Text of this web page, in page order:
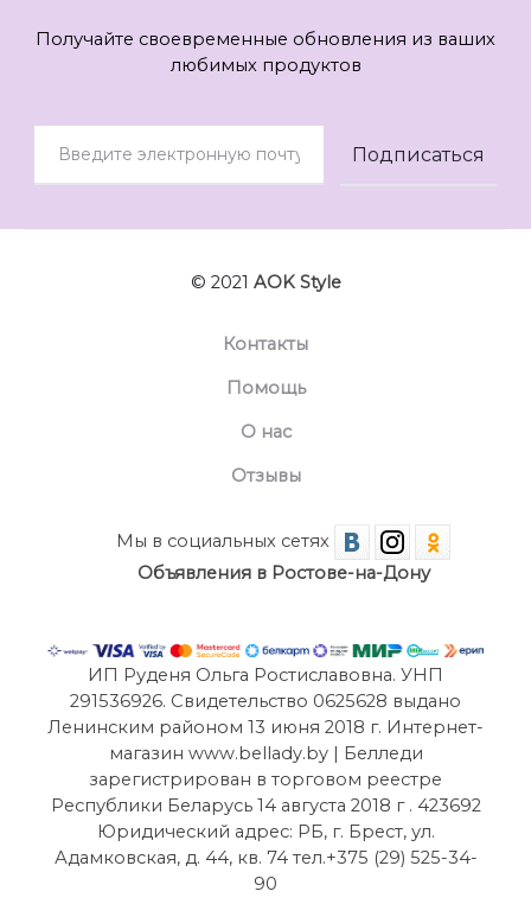
Получайте своевременные обновления из ваших
любимых продуктов
© 2021 AOK Style
Контакты
Помощь
О нас
Отзывы
Мы в социальных сетях
Объявления в Ростове-на-Дону
ИП Руденя Ольга Ростиславовна. УНП
291536926. Свидетельство 0625628 выдано
Ленинским районом 13 июня 2018 г. Интернет-
магазин www.bellady.by | Белледи
зарегистрирован в торговом реестре
Республики Беларусь 14 августа 2018 г . 423692
Юридический адрес: РБ, г. Брест, ул.
Адамковская, д. 44, кв. 74 тел.+375 (29) 525-34-
90